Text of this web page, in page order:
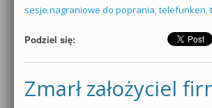
sesje nagraniowe do poprania, telefunken,
Podziel się:
Zmarł założyciel